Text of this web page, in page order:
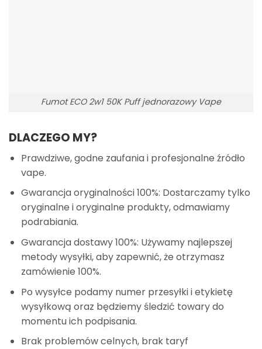
Fumot ECO 2w1 50K Puff jednorazowy Vape
DLACZEGO MY?
Prawdziwe, godne zaufania i profesjonalne źródło
vape.
Gwarancja oryginalności 100%: Dostarczamy tylko
oryginalne i oryginalne produkty, odmawiamy
podrabiania.
Gwarancja dostawy 100%: Używamy najlepszej
metody wysyłki, aby zapewnić, że otrzymasz
zamówienie 100%.
Po wysyłce podamy numer przesyłki i etykietę
wysyłkową oraz będziemy śledzić towary do
momentu ich podpisania.
Brak problemów celnych, brak taryf